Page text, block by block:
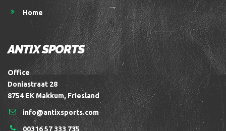
Home
ANTIX SPORTS
Office
Doniastraat 28
8754 EK Makkum, Friesland
info@antixsports.com
00316 57 333 735